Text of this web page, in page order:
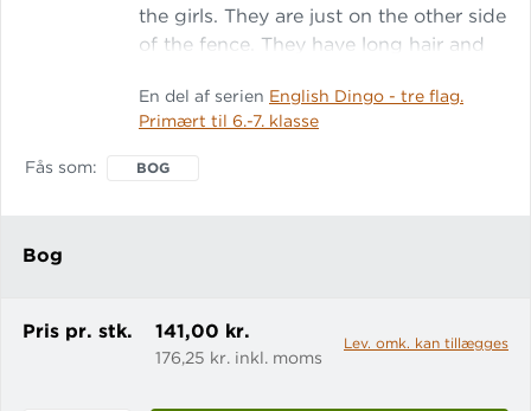
the girls. They are just on the other side
of the fence. They have long hair and
a wave of bombs over their heads.
They are going to get the shock of
their lives. And it’
En del af serien English Dingo - tre flag.
Primært til 6.-7. klasse
Fås som BOG
Bog
Pris pr. stk. 141,00 kr.
176,25 kr. inkl. moms
Lev. omk. kan tillægges